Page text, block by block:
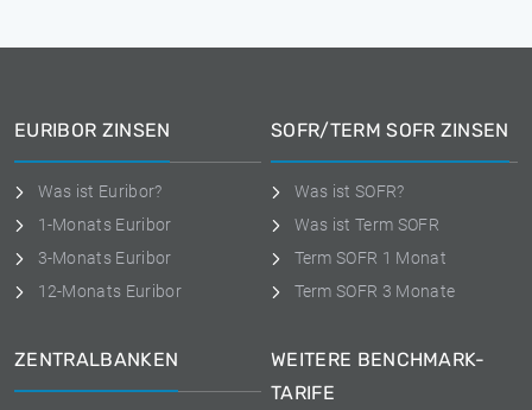
EURIBOR ZINSEN
Was ist Euribor?
1-Monats Euribor
3-Monats Euribor
12-Monats Euribor
SOFR/TERM SOFR ZINSEN
Was ist SOFR?
Was ist Term SOFR
Term SOFR 1 Monat
Term SOFR 3 Monate
ZENTRALBANKEN
WEITERE BENCHMARK-
TARIFE